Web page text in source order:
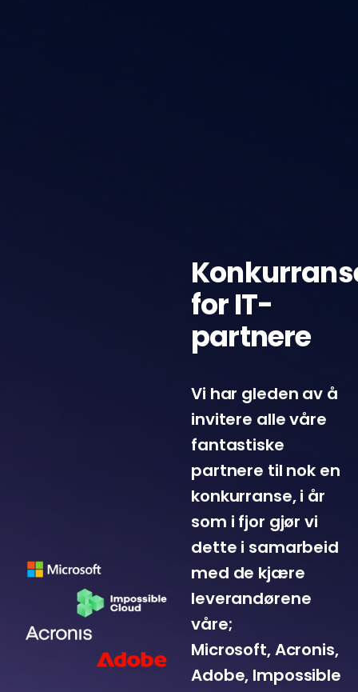
for IT-
partnere
Vi har gleden av å
invitere alle våre
fantastiske
partnere til nok en
konkurranse, i år
som i fjor gjør vi
dette i samarbeid
med de kjære
leverandørene
våre;
Microsoft, Acronis,
Adobe, Impossible